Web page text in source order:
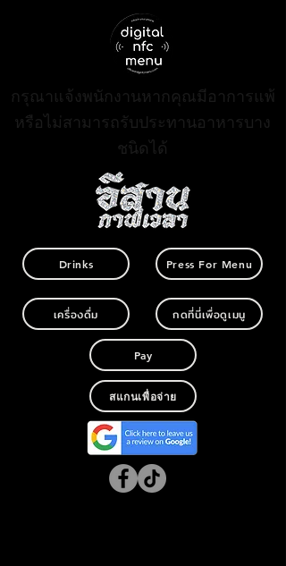
กรุณาแจ้งพนักงานหากคุณมีอาการแพ้
หรือไม่สามารถรับประทานอาหารบาง
ชนิดได้
Drinks
เครื่องดื่ม
Press For Menu
กดที่นี่เพื่อดูเมนู
Pay
สแกนเพื่อจ่าย